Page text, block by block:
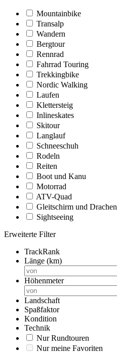
Mountainbike
Transalp
Wandern
Bergtour
Rennrad
Fahrrad Touring
Trekkingbike
Nordic Walking
Laufen
Klettersteig
Inlineskates
Skitour
Langlauf
Schneeschuh
Rodeln
Reiten
Boot und Kanu
Motorrad
ATV-Quad
Gleitschirm und Drachen
Sightseeing
Erweiterte Filter
TrackRank
Länge (km)
Höhenmeter
Landschaft
Spaßfaktor
Kondition
Technik
Nur Rundtouren
Nur meine Favoriten